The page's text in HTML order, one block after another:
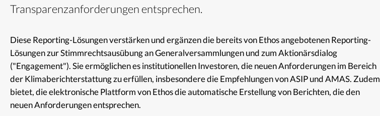
Transparenzanforderungen entsprechen.
Diese Reporting-Lösungen verstärken und ergänzen die bereits von Ethos angebotenen Reporting-
Lösungen zur Stimmrechtsausübung an Generalversammlungen und zum Aktionärsdialog
("Engagement"). Sie ermöglichen es institutionellen Investoren, die neuen Anforderungen im Bereich
der Klimaberichterstattung zu erfüllen, insbesondere die Empfehlungen von ASIP und AMAS. Zudem
bietet, die elektronische Plattform von Ethos die automatische Erstellung von Berichten, die den
neuen Anforderungen entsprechen.